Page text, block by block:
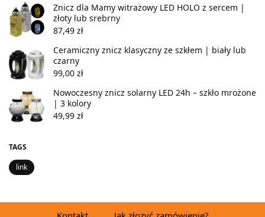
Znicz dla Mamy witrażowy LED HOLO z sercem |
złoty lub srebrny
87,49 zł
Ceramiczny znicz klasyczny ze szkłem | biały lub
czarny
99,00 zł
Nowoczesny znicz solarny LED 24h – szkło mrożone
| 3 kolory
49,99 zł
TAGS
link